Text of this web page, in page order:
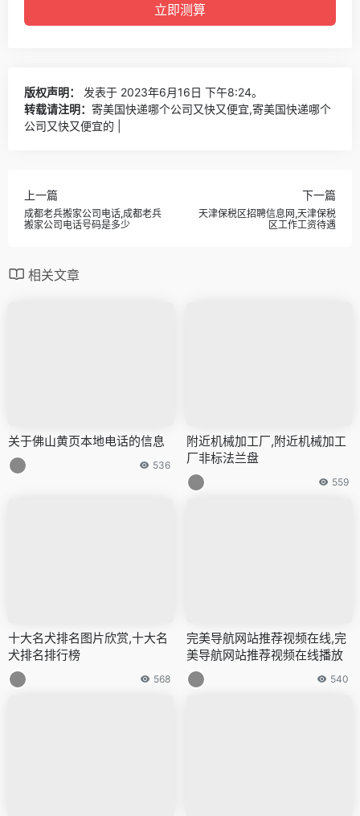
版权声明：
发表于 2023年6月16日 下午8:24。
转载请注明： 寄美国快递哪个公司又快又便宜,寄美国快递哪个
公司又快又便宜的 |
上一篇
成都老兵搬家公司电话,成都老兵
搬家公司电话号码是多少
下一篇
天津保税区招聘信息网,天津保税
区工作工资待遇
相关文章
关于佛山黄页本地电话的信息
536
附近机械加工厂,附近机械加工
厂非标法兰盘
559
十大名犬排名图片欣赏,十大名
犬排名排行榜
568
完美导航网站推荐视频在线,完
美导航网站推荐视频在线播放
540